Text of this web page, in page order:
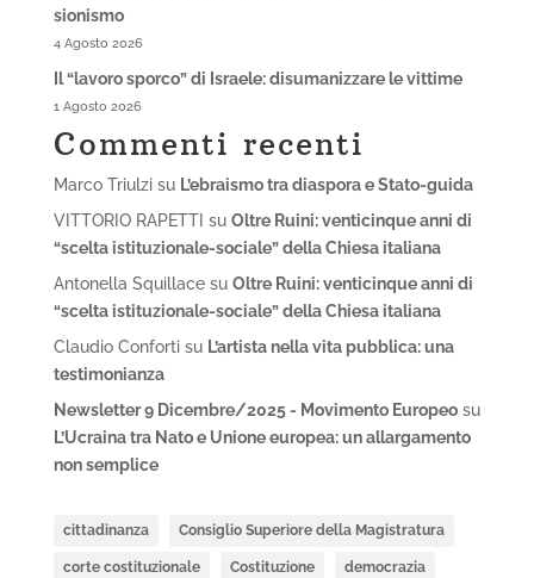
sionismo
4 Agosto 2026
Il “lavoro sporco” di Israele: disumanizzare le vittime
1 Agosto 2026
Commenti recenti
Marco Triulzisu L’ebraismo tra diaspora e Stato-guida
VITTORIO RAPETTI su Oltre Ruini: venticinque anni di
“scelta istituzionale-sociale” della Chiesa italiana
Antonella Squillacesu Oltre Ruini: venticinque anni di
“scelta istituzionale-sociale” della Chiesa italiana
Claudio Confortisu L’artista nella vita pubblica: una
testimonianza
Newsletter 9 Dicembre/2025 - Movimento Europeosu
L’Ucraina tra Nato e Unione europea: un allargamento
non semplice
cittadinanza Consiglio Superiore della Magistratura
corte costituzionale Costituzione democrazia